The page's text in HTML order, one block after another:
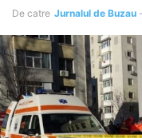
De catre Jurnalul de Buzau -